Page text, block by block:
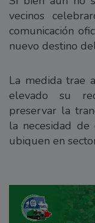
vecinos
comunicación
nuevo destino
La medida trae
elevado su
preservar la
la necesidad
ubiquen en